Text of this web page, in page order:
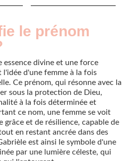
le prénom
essence divine et une force
d'une femme à la fois
Ce prénom, qui résonne avec la
sous la protection de Dieu,
à la fois déterminée et
ce nom, une femme se voit
grâce et de résilience, capable de
en restant ancrée dans des
est ainsi le symbole d'une
par une lumière céleste, qui